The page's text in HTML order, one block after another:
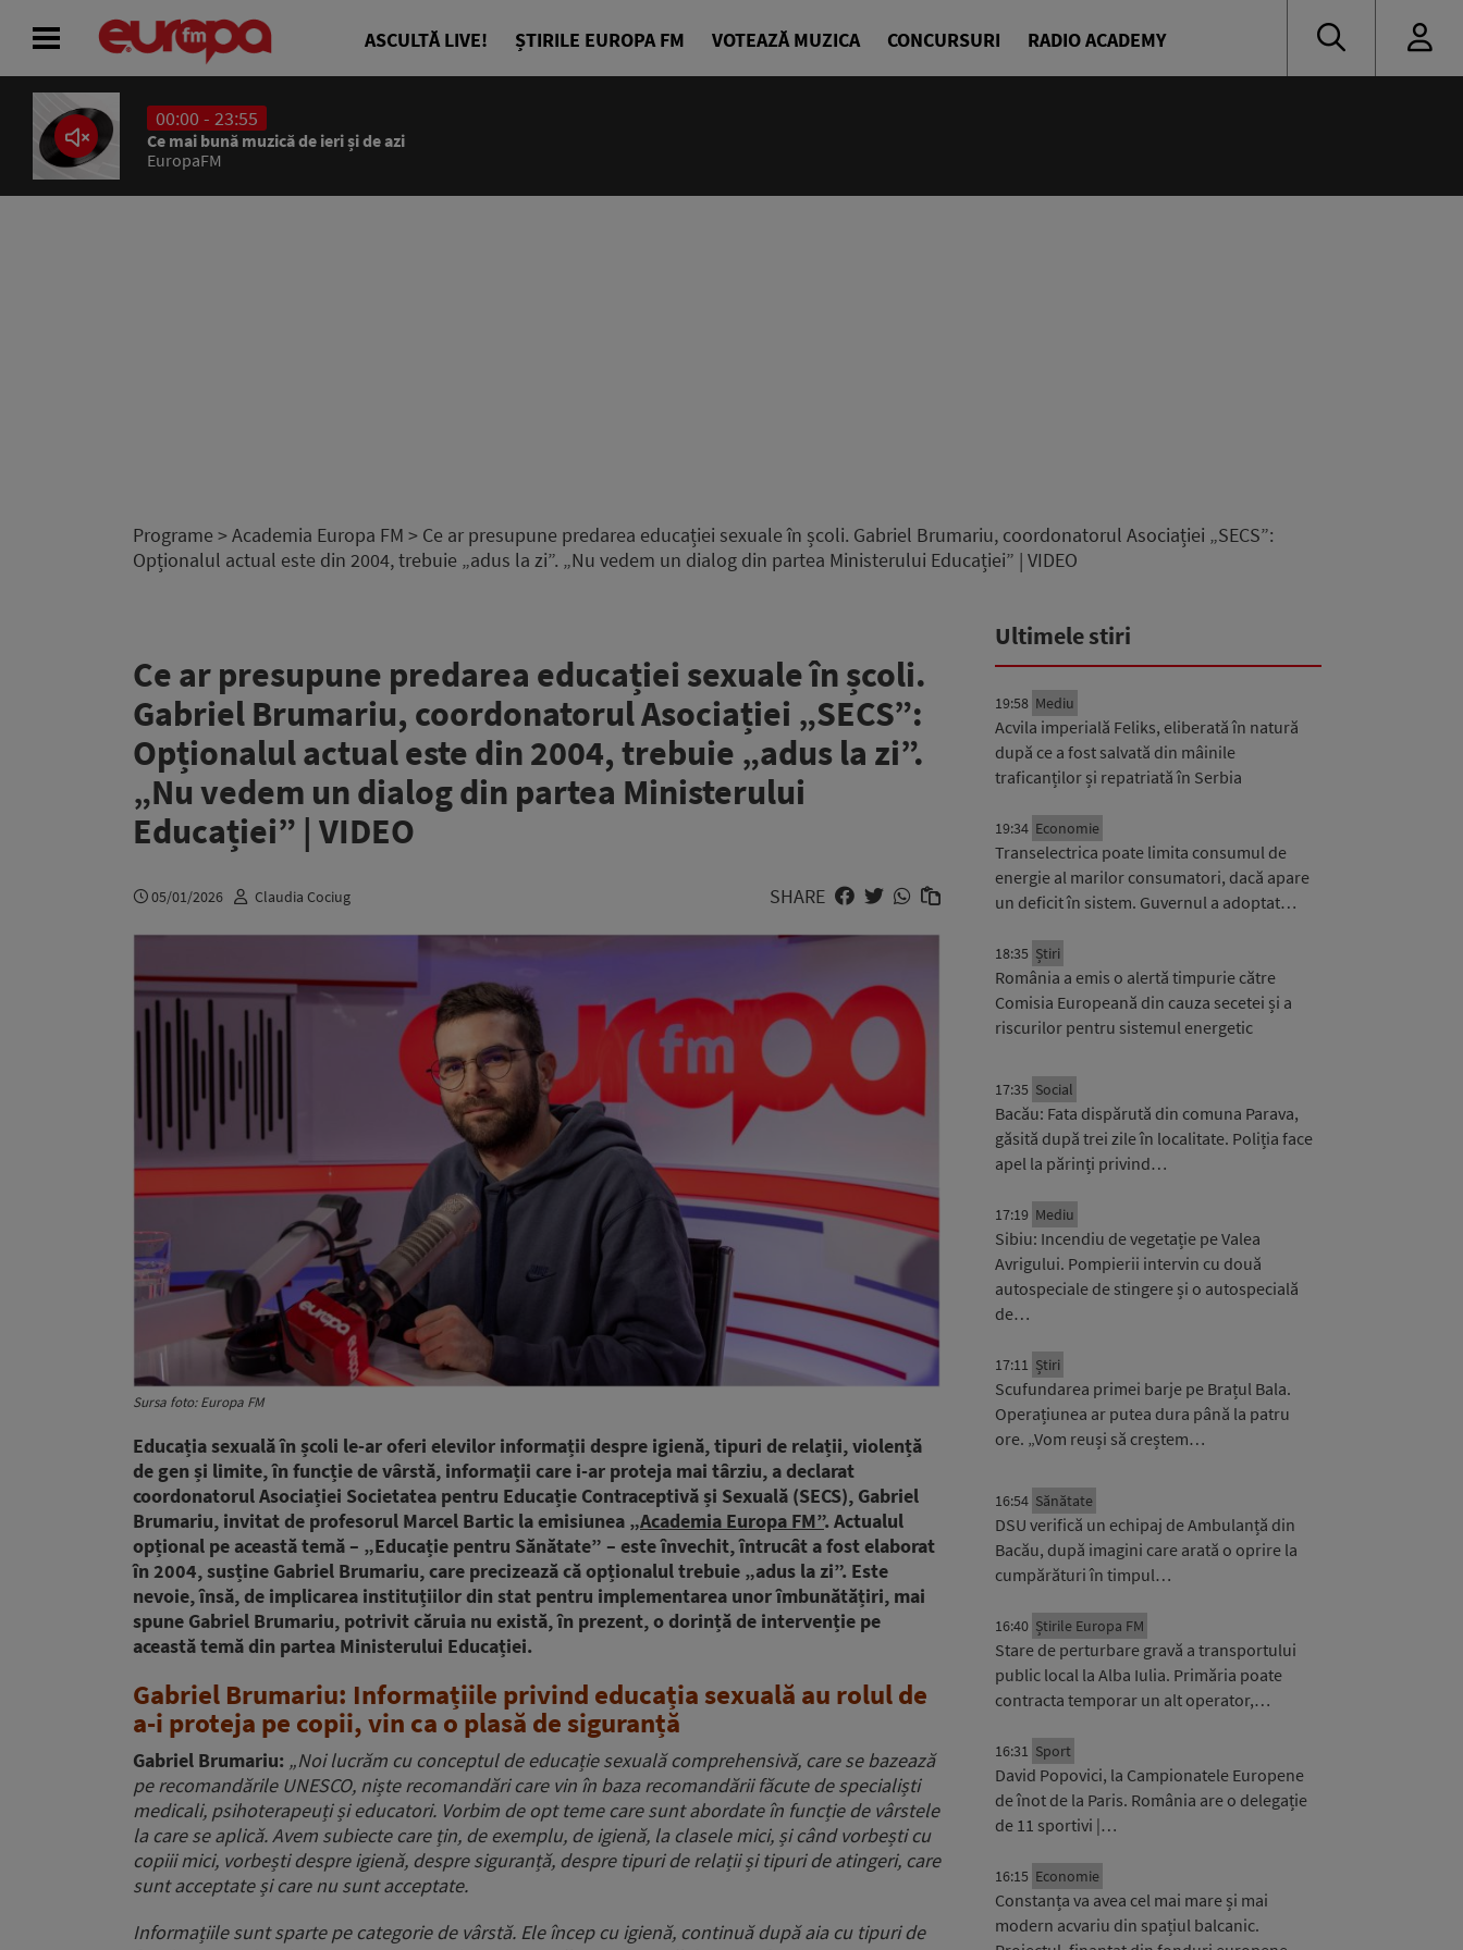
ASCULTĂ LIVE! ȘTIRILE EUROPA FM VOTEAZĂ MUZICA CONCURSURI RADIO ACADEMY
00:00 - 23:55
Ce mai bună muzică de ieri și de azi
EuropaFM
Programe >Academia Europa FM > Ce ar presupune predarea educației sexuale în școli. Gabriel Brumariu, coordonatorul Asociației „SECS”:
Opționalul actual este din 2004, trebuie „adus la zi”. „Nu vedem un dialog din partea Ministerului Educației” | VIDEO
Ce ar presupune predarea educației sexuale în școli.
Gabriel Brumariu, coordonatorul Asociației „SECS”:
Opționalul actual este din 2004, trebuie „adus la zi”.
„Nu vedem un dialog din partea Ministerului
Educației” | VIDEO
05/01/2026 Claudia Cociug SHARE
Sursa foto: Europa FM
Educația sexuală în școli le-ar oferi elevilor informații despre igienă, tipuri de relații, violență
de gen și limite, în funcție de vârstă, informații care i-ar proteja mai târziu, a declarat
coordonatorul Asociației Societatea pentru Educație Contraceptivă și Sexuală (SECS), Gabriel
Brumariu, invitat de profesorul Marcel Bartic la emisiunea „Academia Europa FM”. Actualul
opțional pe această temă – „Educație pentru Sănătate” – este învechit, întrucât a fost elaborat
în 2004, susține Gabriel Brumariu, care precizează că opționalul trebuie „adus la zi”. Este
nevoie, însă, de implicarea instituțiilor din stat pentru implementarea unor îmbunătățiri, mai
spune Gabriel Brumariu, potrivit căruia nu există, în prezent, o dorință de intervenție pe
această temă din partea Ministerului Educației.
Gabriel Brumariu: Informațiile privind educația sexuală au rolul de
a-i proteja pe copii, vin ca o plasă de siguranță
Gabriel Brumariu: „Noi lucrăm cu conceptul de educație sexuală comprehensivă, care se bazează
pe recomandările UNESCO, niște recomandări care vin în baza recomandării făcute de specialiști
medicali, psihoterapeuți și educatori. Vorbim de opt teme care sunt abordate în funcție de vârstele
la care se aplică. Avem subiecte care țin, de exemplu, de igienă, la clasele mici, și când vorbești cu
copiii mici, vorbești despre igienă, despre siguranță, despre tipuri de relații și tipuri de atingeri, care
sunt acceptate și care nu sunt acceptate.
Informațiile sunt sparte pe categorie de vârstă. Ele încep cu igienă, continuă după aia cu tipuri de
Ultimele stiri
19:58 Mediu
Acvila imperială Feliks, eliberată în natură
după ce a fost salvată din mâinile
traficanților și repatriată în Serbia
19:34 Economie
Transelectrica poate limita consumul de
energie al marilor consumatori, dacă apare
un deficit în sistem. Guvernul a adoptat…
18:35 Știri
România a emis o alertă timpurie către
Comisia Europeană din cauza secetei și a
riscurilor pentru sistemul energetic
17:35 Social
Bacău: Fata dispărută din comuna Parava,
găsită după trei zile în localitate. Poliția face
apel la părinți privind…
17:19 Mediu
Sibiu: Incendiu de vegetație pe Valea
Avrigului. Pompierii intervin cu două
autospeciale de stingere și o autospecială
de…
17:11 Știri
Scufundarea primei barje pe Brațul Bala.
Operațiunea ar putea dura până la patru
ore. „Vom reuși să creștem…
16:54 Sănătate
DSU verifică un echipaj de Ambulanță din
Bacău, după imagini care arată o oprire la
cumpărături în timpul…
16:40 Știrile Europa FM
Stare de perturbare gravă a transportului
public local la Alba Iulia. Primăria poate
contracta temporar un alt operator,…
16:31 Sport
David Popovici, la Campionatele Europene
de înot de la Paris. România are o delegație
de 11 sportivi |…
16:15 Economie
Constanța va avea cel mai mare și mai
modern acvariu din spațiul balcanic.
ACASĂ
ȘTIRI